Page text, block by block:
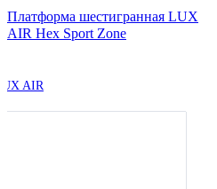
Платформа шестигранная LUX
AIR Hex Sport Zone
AIR